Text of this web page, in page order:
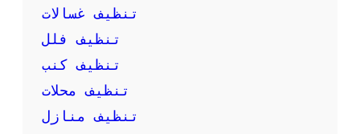
تنظيف غسالات
تنظيف فلل
تنظيف كنب
تنظيف محلات
تنظيف منازل